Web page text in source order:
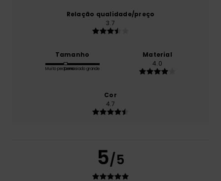
Relação qualidade/preço
3.7
Tamanho
Muito pequenoDemasiado grande
Material
4.0
Cor
4.7
5/5